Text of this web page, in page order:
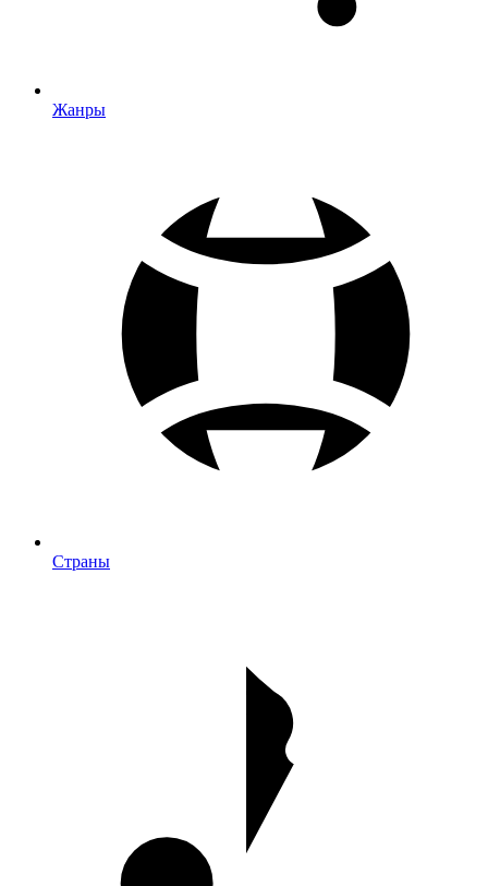
Жанры
Страны